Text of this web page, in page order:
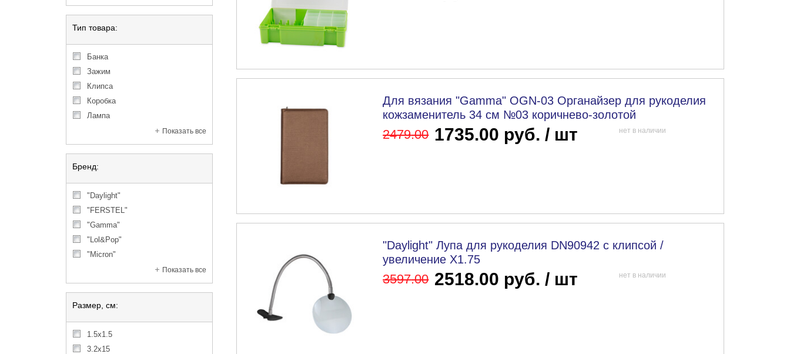
Тип товара:
Банка
Зажим
Клипса
Коробка
Лампа
Показать все
Бренд:
"Daylight"
"FERSTEL"
"Gamma"
"Lol&Pop"
"Micron"
Показать все
Размер, см:
1.5x1.5
3.2x15
Для вязания "Gamma" OGN-03 Органайзер для рукоделия
кожзаменитель 34 см №03 коричнево-золотой
2479.00 1735.00 руб. / шт нет в наличии
"Daylight" Лупа для рукоделия DN90942 с клипсой /
увеличение Х1.75
3597.00 2518.00 руб. / шт нет в наличии